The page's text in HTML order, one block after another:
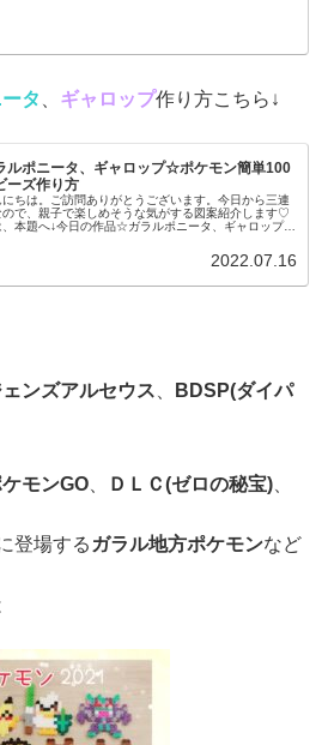
タ ギャロップ作り方こちら↓
ルポニータ、ギャロップ☆ポケモン簡単100
ーズ作り方
にちは。ご訪問ありがとうございます。今日から三連
ので、親子で楽しめそうな気がする図案紹介します♡
、本題へ↓今日の作品☆ガラルポニータ、ギャロップ前
2022.07.16
ンズアルセウス
BDSP(ダイパ
モンGO ＤＬＣ(ゼロの秘宝)
登場するガラル地方ポケモンなど